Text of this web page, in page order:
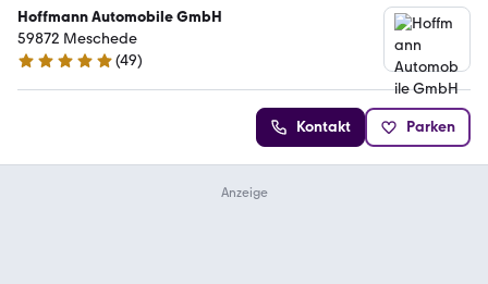
Hoffmann Automobile GmbH
59872 Meschede
4.9 Sterne
(49)
Kontakt Parken